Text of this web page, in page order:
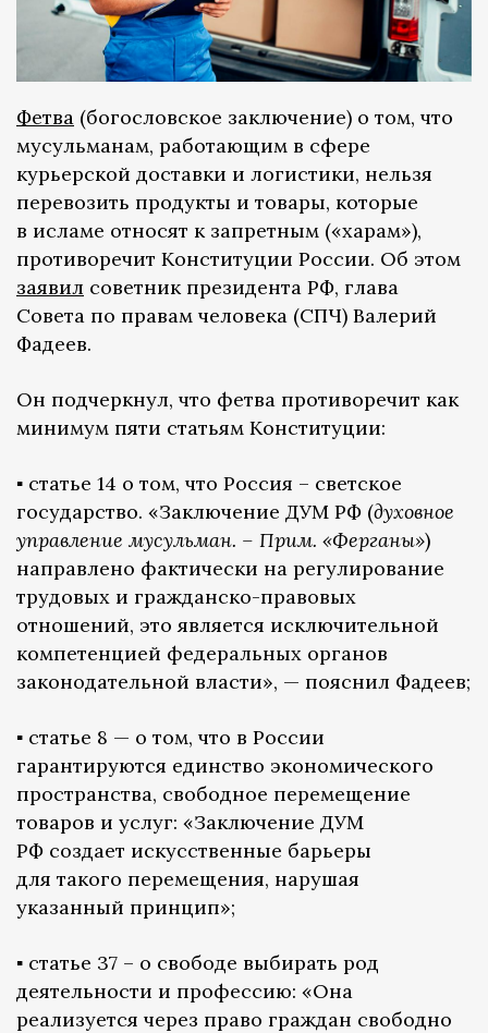
Фетва (богословское заключение) о том, что
мусульманам, работающим в сфере
курьерской доставки и логистики, нельзя
перевозить продукты и товары, которые
в исламе относят к запретным («харам»),
противоречит Конституции России. Об этом
заявил советник президента РФ, глава
Совета по правам человека (СПЧ) Валерий
Фадеев.
Он подчеркнул, что фетва противоречит как
минимум пяти статьям Конституции:
▪️ статье 14 о том, что Россия – светское
государство. «Заключение ДУМ РФ (духовное
управление мусульман. – Прим. «Ферганы»)
направлено фактически на регулирование
трудовых и гражданско-правовых
отношений, это является исключительной
компетенцией федеральных органов
законодательной власти», — пояснил Фадеев;
▪️ статье 8 — о том, что в России
гарантируются единство экономического
пространства, свободное перемещение
товаров и услуг: «Заключение ДУМ
РФ создает искусственные барьеры
для такого перемещения, нарушая
указанный принцип»;
▪️ статье 37 – о свободе выбирать род
деятельности и профессию: «Она
реализуется через право граждан свободно